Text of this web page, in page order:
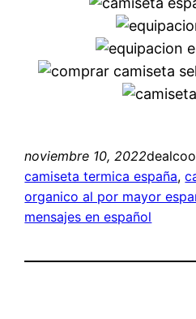
noviembre 10, 2022
camiseta termica españa,
organico al por mayor
mensajes en español